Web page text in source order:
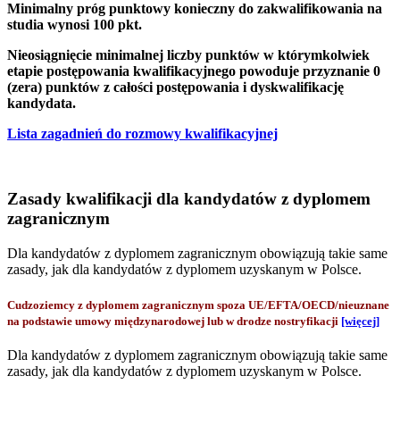
Minimalny próg punktowy konieczny do zakwalifikowania na
studia wynosi 100 pkt.
Nieosiągnięcie minimalnej liczby punktów w którymkolwiek
etapie postępowania kwalifikacyjnego powoduje przyznanie 0
(zera) punktów z całości postępowania i dyskwalifikację
kandydata.
Lista zagadnień do rozmowy kwalifikacyjnej
Zasady kwalifikacji dla kandydatów z dyplomem
zagranicznym
Dla kandydatów z dyplomem zagranicznym obowiązują takie same
zasady, jak dla kandydatów z dyplomem uzyskanym w Polsce.
Cudzoziemcy z dyplomem zagranicznym spoza UE/EFTA/OECD/nieuznane
na podstawie umowy międzynarodowej lub w drodze nostryfikacji [więcej]
Dla kandydatów z dyplomem zagranicznym obowiązują takie same
zasady, jak dla kandydatów z dyplomem uzyskanym w Polsce.